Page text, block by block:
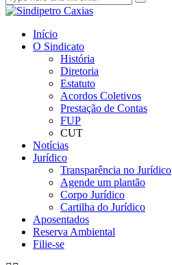
Início
O Sindicato
História
Diretoria
Estatuto
Acordos Coletivos
Prestação de Contas
FUP
CUT
Notícias
Jurídico
Transparência no Jurídico
Agende um plantão
Corpo Jurídico
Cartilha do Jurídico
Aposentados
Reserva Ambiental
Filie-se